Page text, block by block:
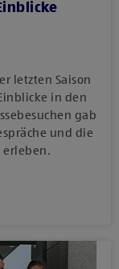
letzten Saison
in den
gab
und die
erleben.